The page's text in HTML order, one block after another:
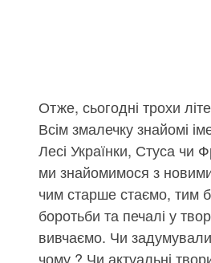
Отже, сьогодні трохи
Всім змалечку знайомі
Лесі Українки, Стуса чи
ми знайомимося з
чим старше стаємо, тим
боротьби та печалі у
вивчаємо. Чи
чому ? Чи актуальні